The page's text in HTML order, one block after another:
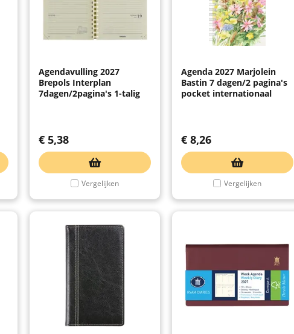
Agendavulling 2027
Brepols Interplan
7dagen/2pagina's 1-talig
€ 5,38
Vergelijken
Agenda 2027 Marjolein
Bastin 7 dagen/2 pagina's
pocket internationaal
€ 8,26
Vergelijken